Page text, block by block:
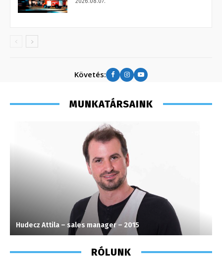
Követés:
MUNKATÁRSAINK
Hudecz Attila – sales manager – 2015
RÓLUNK